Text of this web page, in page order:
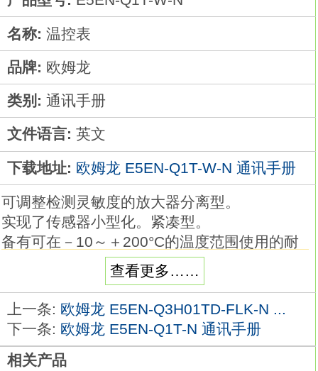
名称: 温控表
品牌: 欧姆龙
类别: 通讯手册
文件语言: 英文
下载地址: 欧姆龙 E5EN-Q1T-W-N 通讯手册
可调整检测灵敏度的放大器分离型。
实现了传感器小型化。紧凑型。
备有可在－10～＋200°C的温度范围使用的耐
本体：放大器单元。
电源/输出形式：DC/(NPN和PNP)欧姆龙
E5EN-Q1T-W-N手册。尺寸：M18（黄铜），
两倍距离型，非屏蔽型。
检测距离：16mm。
查看更多……
上一条: 欧姆龙 E5EN-Q3H01TD-FLK-N ...
下一条: 欧姆龙 E5EN-Q1T-N 通讯手册
相关产品